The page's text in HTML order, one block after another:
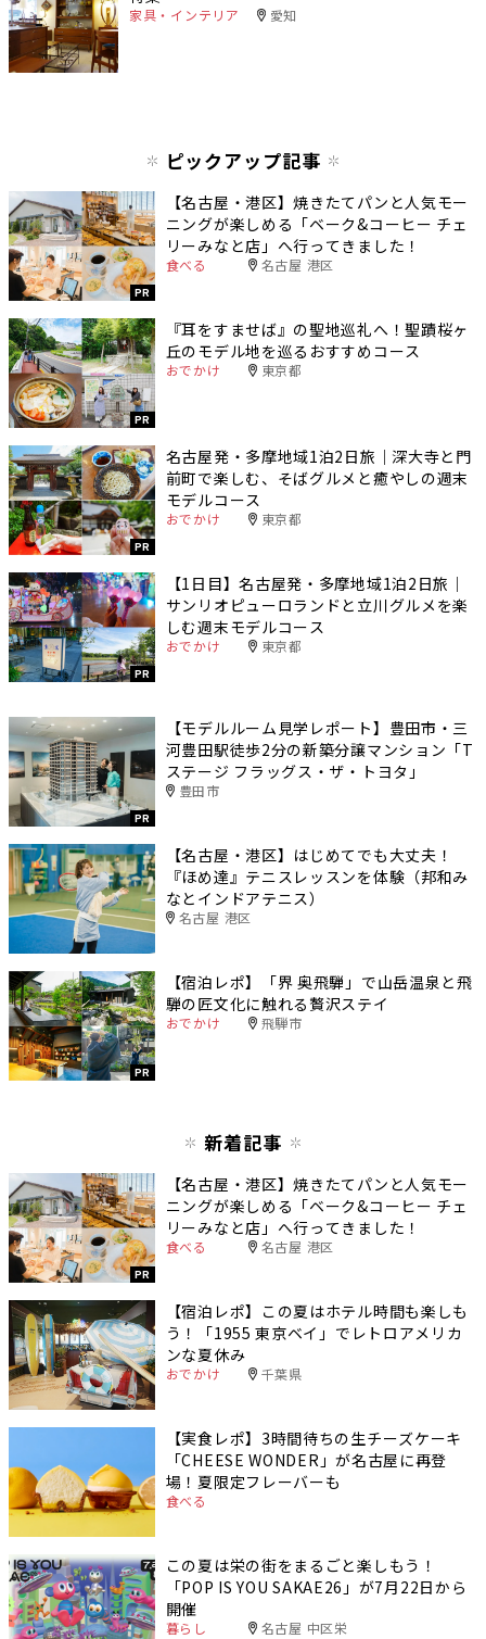
家具・インテリア 愛知
ピックアップ記事
PR
【名古屋・港区】焼きたてパンと人気モー
ニングが楽しめる「ベーク&コーヒー チェ
リーみなと店」へ行ってきました！
食べる 名古屋 港区
PR
『耳をすませば』の聖地巡礼へ！聖蹟桜ヶ
丘のモデル地を巡るおすすめコース
おでかけ 東京都
PR
名古屋発・多摩地域1泊2日旅｜深大寺と門
前町で楽しむ、そばグルメと癒やしの週末
モデルコース
おでかけ 東京都
PR
【1日目】名古屋発・多摩地域1泊2日旅｜
サンリオピューロランドと立川グルメを楽
しむ週末モデルコース
おでかけ 東京都
PR
【モデルルーム見学レポート】豊田市・三
河豊田駅徒歩2分の新築分譲マンション「T
ステージ フラッグス・ザ・トヨタ」
豊田市
【名古屋・港区】はじめてでも大丈夫！
『ほめ達』テニスレッスンを体験（邦和み
なとインドアテニス）
名古屋 港区
PR
【宿泊レポ】「界 奥飛騨」で山岳温泉と飛
騨の匠文化に触れる贅沢ステイ
おでかけ 飛騨市
新着記事
PR
【名古屋・港区】焼きたてパンと人気モー
ニングが楽しめる「ベーク&コーヒー チェ
リーみなと店」へ行ってきました！
食べる 名古屋 港区
【宿泊レポ】この夏はホテル時間も楽しも
う！「1955 東京ベイ」でレトロアメリカ
ンな夏休み
おでかけ 千葉県
【実食レポ】3時間待ちの生チーズケーキ
「CHEESE WONDER」が名古屋に再登
場！夏限定フレーバーも
食べる
この夏は栄の街をまるごと楽しもう！
「POP IS YOU SAKAE26」が7月22日から
開催
暮らし 名古屋 中区栄